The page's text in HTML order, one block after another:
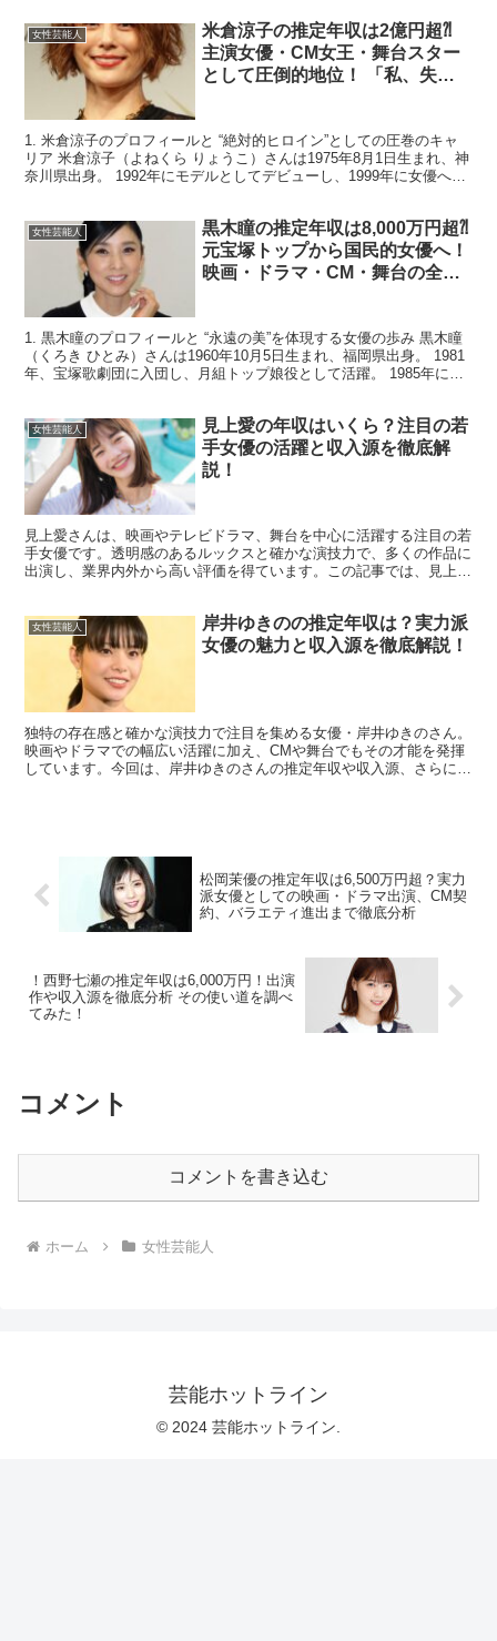
女性芸能人
米倉涼子の推定年収は2億円超⁈
主演女優・CM女王・舞台スター
として圧倒的地位！ 「私、失敗
1. 米倉涼子のプロフィールと “絶対的ヒロイン”としての圧巻のキャ
リア 米倉涼子（よねくら りょうこ）さんは1975年8月1日生まれ、神
奈川県出身。 1992年にモデルとしてデビューし、1999年に女優へ転
女性芸能人
黒木瞳の推定年収は8,000万円超⁈
元宝塚トップから国民的女優へ！
映画・ドラマ・CM・舞台の全収
1. 黒木瞳のプロフィールと “永遠の美”を体現する女優の歩み 黒木瞳
（くろき ひとみ）さんは1960年10月5日生まれ、福岡県出身。 1981
年、宝塚歌劇団に入団し、月組トップ娘役として活躍。 1985年に退
女性芸能人
見上愛の年収はいくら？注目の若
手女優の活躍と収入源を徹底解
説！
見上愛さんは、映画やテレビドラマ、舞台を中心に活躍する注目の若
手女優です。透明感のあるルックスと確かな演技力で、多くの作品に
出演し、業界内外から高い評価を得ています。この記事では、見上愛
女性芸能人
岸井ゆきのの推定年収は？実力派
女優の魅力と収入源を徹底解説！
独特の存在感と確かな演技力で注目を集める女優・岸井ゆきのさん。
映画やドラマでの幅広い活躍に加え、CMや舞台でもその才能を発揮
しています。今回は、岸井ゆきのさんの推定年収や収入源、さらにそ
松岡茉優の推定年収は6,500万円超？実力
派女優としての映画・ドラマ出演、CM契
約、バラエティ進出まで徹底分析
！西野七瀬の推定年収は6,000万円！出演
作や収入源を徹底分析 その使い道を調べ
てみた！
コメント
コメントを書き込む
ホーム 女性芸能人
芸能ホットライン
© 2024 芸能ホットライン.